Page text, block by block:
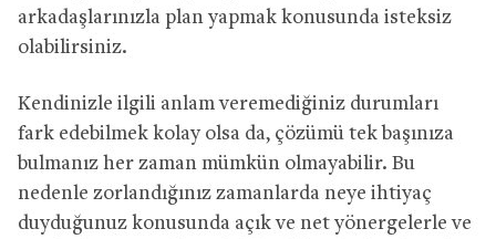
arkadaşlarınızla plan yapmak konusunda isteksiz
olabilirsiniz.
Kendinizle ilgili anlam veremediğiniz durumları
fark edebilmek kolay olsa da, çözümü tek başınıza
bulmanız her zaman mümkün olmayabilir. Bu
nedenle zorlandığınız zamanlarda neye ihtiyaç
duyduğunuz konusunda açık ve net yönergelerle ve